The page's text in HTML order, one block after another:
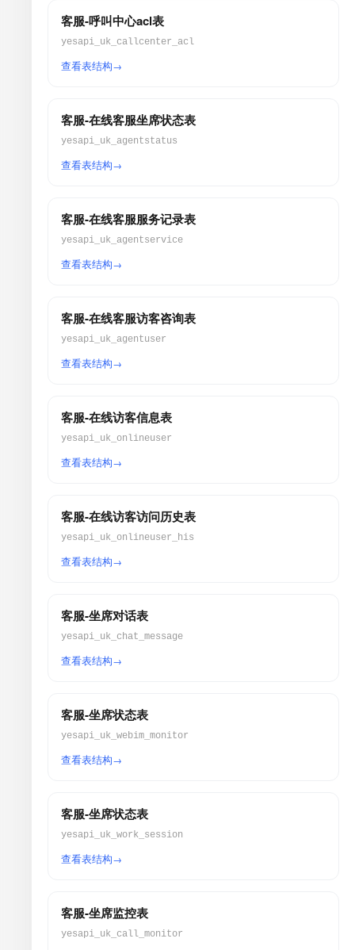
客服-呼叫中心acl表
yesapi_uk_callcenter_acl
查看表结构
客服-在线客服坐席状态表
yesapi_uk_agentstatus
查看表结构
客服-在线客服服务记录表
yesapi_uk_agentservice
查看表结构
客服-在线客服访客咨询表
yesapi_uk_agentuser
查看表结构
客服-在线访客信息表
yesapi_uk_onlineuser
查看表结构
客服-在线访客访问历史表
yesapi_uk_onlineuser_his
查看表结构
客服-坐席对话表
yesapi_uk_chat_message
查看表结构
客服-坐席状态表
yesapi_uk_webim_monitor
查看表结构
客服-坐席状态表
yesapi_uk_work_session
查看表结构
客服-坐席监控表
yesapi_uk_call_monitor